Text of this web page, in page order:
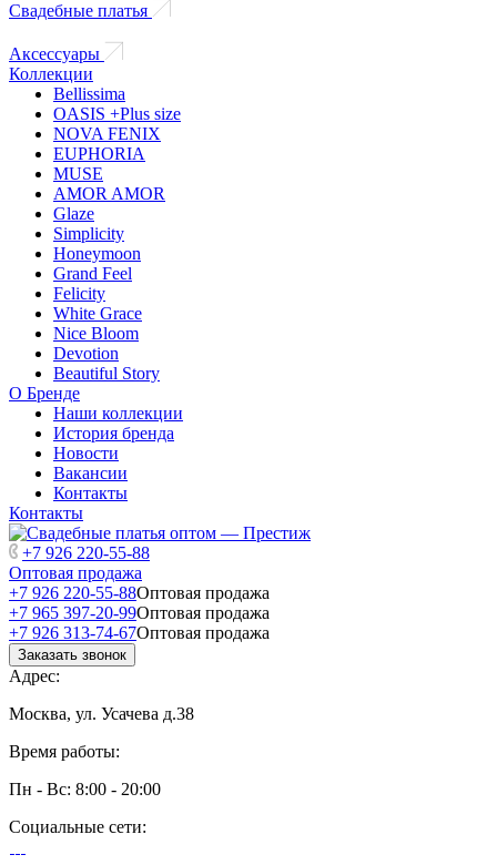
Свадебные платья
Аксессуары
Коллекции
Bellissima
OASIS +Plus size
NOVA FENIX
EUPHORIA
MUSE
AMOR AMOR
Glaze
Simplicity
Honeymoon
Grand Feel
Felicity
White Grace
Nice Bloom
Devotion
Beautiful Story
О Бренде
Наши коллекции
История бренда
Новости
Вакансии
Контакты
Контакты
+7 926 220-55-88
Оптовая продажа
+7 926 220-55-88Оптовая продажа
+7 965 397-20-99Оптовая продажа
+7 926 313-74-67Оптовая продажа
Заказать звонок
Адрес:
Москва, ул. Усачева д.38
Время работы:
Пн - Вс: 8:00 - 20:00
Социальные сети: